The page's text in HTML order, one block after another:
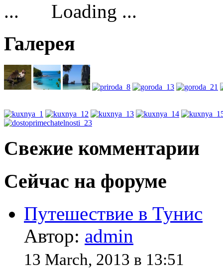
Loading ...
Галерея
Свежие комментарии
Сейчас на форуме
Путешествие в Тунис
Автор: admin
13 March, 2013 в 13:51